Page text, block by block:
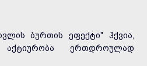
ბურთის ეფექტი" ჰქვია,
ერთდროულად